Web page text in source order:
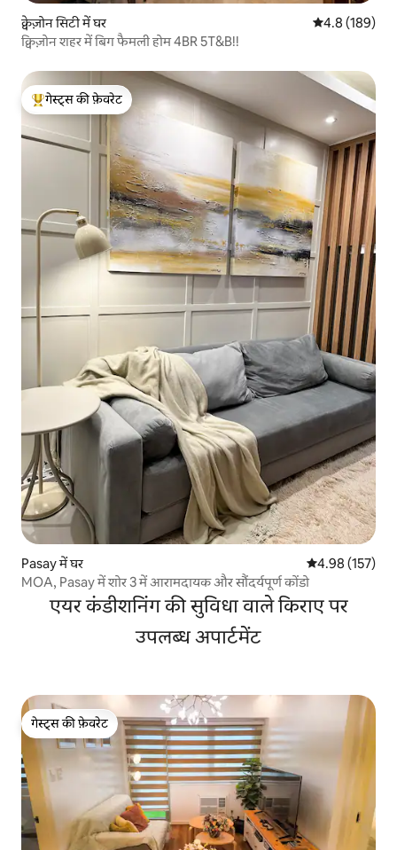
क्वेज़ोन सिटी में घर औसत रेटिंग 5 में
4.8 (189)
क्विज़ोन शहर में बिग फैमली होम 4BR 5T&B!!
गेस्ट्स का टॉप फ़ेवरेट
गेस्ट्स की फ़ेवरेट
Pasay में घर औसत रेटिंग 5 में से
4.98 (157)
MOA, Pasay में शोर 3 में आरामदायक और सौंदर्यपूर्ण कोंडो
एयर कंडीशनिंग की सुविधा वाले किराए पर
उपलब्ध अपार्टमेंट
गेस्ट्स की फ़ेवरेट
गेस्ट्स की फ़ेवरेट